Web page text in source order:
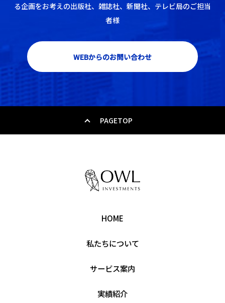
る企画をお考えの出版社、雑誌社、新聞社、テレビ局のご担当
者様
WEBからのお問い合わせ
PAGETOP
HOME
私たちについて
サービス案内
実績紹介